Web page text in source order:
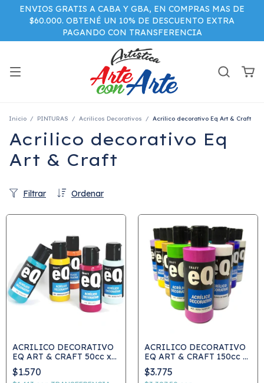
ENVIOS GRATIS A CABA Y GBA, EN COMPRAS MAS DE
$60.000. OBTENÉ UN 10% DE DESCUENTO EXTRA
PAGANDO CON TRANSFERENCIA
Inicio / PINTURAS / Acrilicos Decorativos / Acrilico decorativo Eq Art & Craft
Acrilico decorativo Eq
Art & Craft
Ordenar
Filtrar
ACRILICO DECORATIVO
EQ ART & CRAFT 50cc x
Unidad
$1.570
ACRILICO DECORATIVO
EQ ART & CRAFT 150cc x
Unidad - PRECIO
UNITARIO - VER CARTA
$3.775